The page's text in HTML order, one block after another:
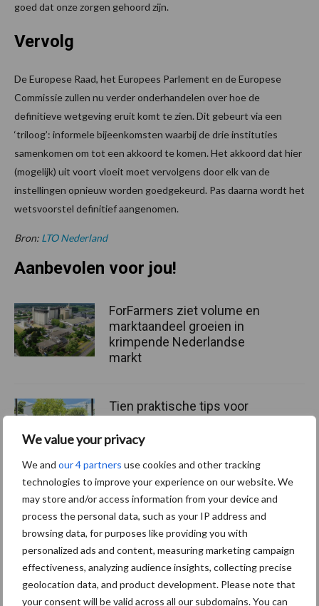
We value your privacy
We and our 4 partners use cookies and other tracking
technologies to improve your experience on our website. We
may store and/or access information from your device and
process the personal data, such as your IP address and
browsing data, for purposes like providing you with
personalized ads and content, measuring marketing campaign
effectiveness, analyzing audience insights, collecting precise
geolocation data, and product development. Please note that
your consent will be valid across all our subdomains. You can
goed dat onze zorgen gehoord zijn.
Vervolg
De Europese Raad, het Europees Parlement en de Europese
Commissie zullen nu verder onderhandelen over hoe de
definitieve wetgeving eruit komt te zien. Dit gebeurt via een
‘triloog’: informele bijeenkomsten waarbij de drie instituties
samenkomen om tot een akkoord te komen. Het akkoord dat hier
(mogelijk) uit voort vloeit moet vervolgens door elk van de
instellingen opnieuw worden goedgekeurd. Pas daarna wordt het
wetsvoorstel definitief aangenomen.
Bron: LTO Nederland
Aanbevolen voor jou!
ForFarmers ziet volume en
marktaandeel groeien in
krimpende Nederlandse
markt
Tien praktische tips voor
“Vraag naar praktische
hygieneoplossingen is in
Polen groter dan ooit”